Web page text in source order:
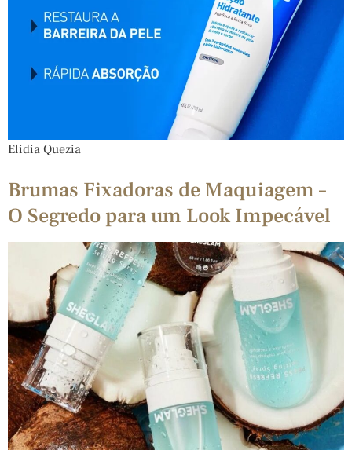
Elidia Quezia
Brumas Fixadoras de Maquiagem –
O Segredo para um Look Impecável